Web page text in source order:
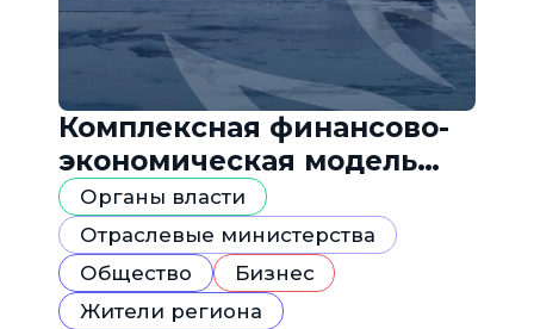
Комплексная финансово-
экономическая модель
«Северный морской путь»
Органы власти
Отраслевые министерства
Общество
Бизнес
Жители региона